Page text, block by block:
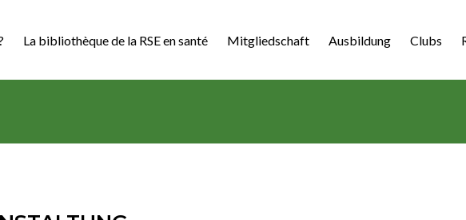
La bibliothèque de la RSE en santé Mitgliedschaft Ausbildung Clubs